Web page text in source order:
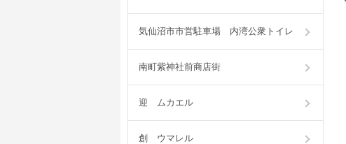
気仙沼市市営駐車場 内湾公衆トイレ
南町紫神社前商店街
迎 ムカエル
創 ウマレル